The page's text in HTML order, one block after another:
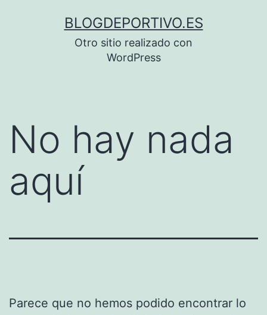
BLOGDEPORTIVO.ES
Otro sitio realizado con
WordPress
No hay nada
aquí
Parece que no hemos podido encontrar lo